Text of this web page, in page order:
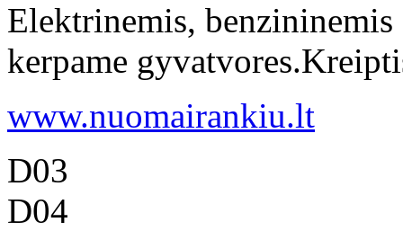
Elektrinemis,
kerpame
www.nuomairankiu.lt
D03
D04